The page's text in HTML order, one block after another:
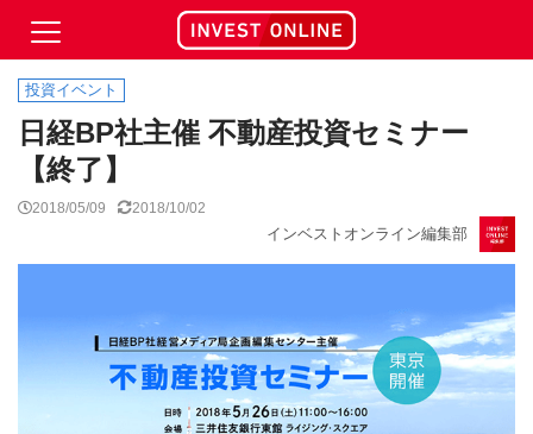
投資イベント
日経BP社主催 不動産投資セミナー
【終了】
2018/05/09 2018/10/02
インベストオンライン編集部